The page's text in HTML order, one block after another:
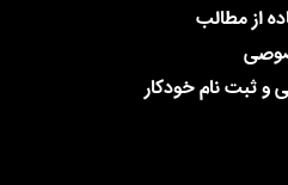
از مطالب
و ثبت نام خودکار